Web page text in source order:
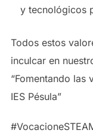
y tecnológicos
Todos estos
inculcar en
“Fomentando las
IES Pésula”